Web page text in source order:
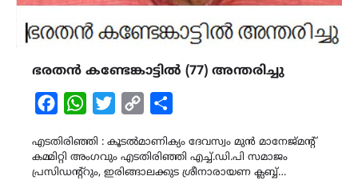
ഭരതൻ കണ്ടേങ്കാട്ടിൽ (77) അന്തരിച്ചു
FacebookWhatsAppTwitterCopy
എടതിരിഞ്ഞി : കൂടൽമാണിക്യം ദേവസ്വം മുൻ മാനേജ്‌മന്റ്
കമ്മിറ്റി അംഗവും എടതിരിഞ്ഞി എച്ച്.ഡി.പി സമാജം
പ്രസിഡന്റ്റും, ഇരിങ്ങാലക്കുട ശ്രീനാരായണ ക്ലബ്ബ്…